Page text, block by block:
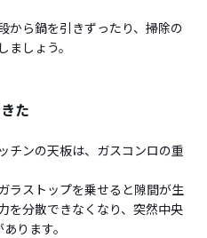
から鍋を引きずったり、掃除の
しょう。
た
チンの天板は、ガスコンロの重
ラストップを乗せると隙間が生
を分散できなくなり、突然中央
ります。